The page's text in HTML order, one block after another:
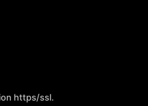
https/ssl.